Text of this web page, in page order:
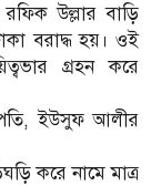
উল্লার বাড়ি
বরাদ্ধ হয়। ওই
গ্রহন করে
ইউসুফ আলীর
করে নামে মাত্র